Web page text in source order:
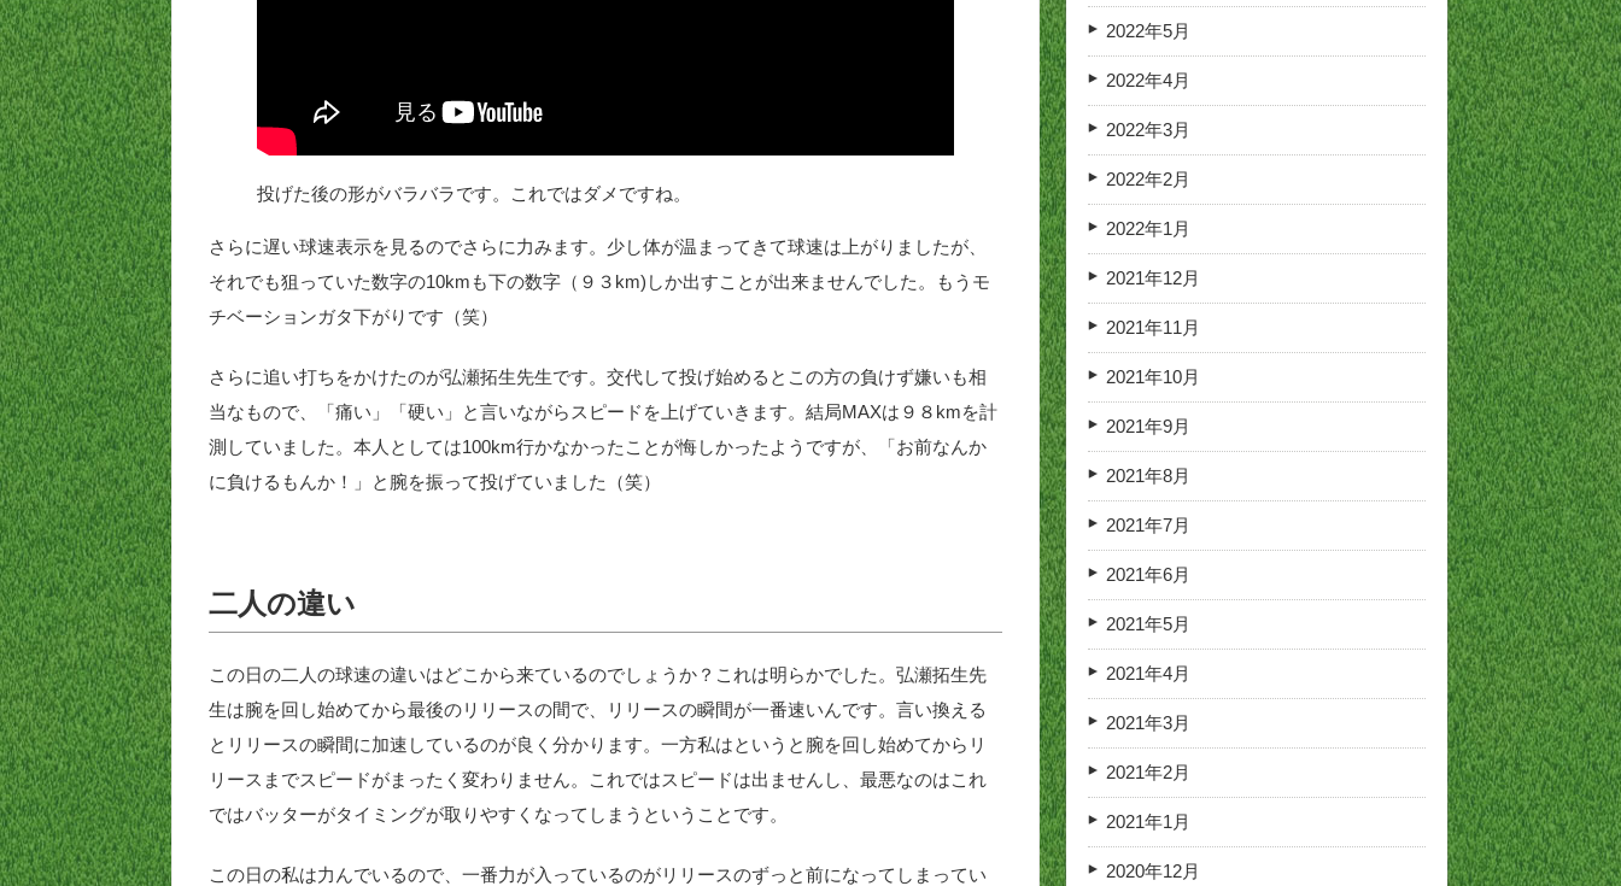
投げた後の形がバラバラです。これではダメですね。
さらに遅い球速表示を見るのでさらに力みます。少し体が温まってきて球速は上がりましたが、
それでも狙っていた数字の10kmも下の数字（９３km)しか出すことが出来ませんでした。もうモ
チベーションガタ下がりです（笑）
さらに追い打ちをかけたのが弘瀬拓生先生です。交代して投げ始めるとこの方の負けず嫌いも相
当なもので、「痛い」「硬い」と言いながらスピードを上げていきます。結局MAXは９８kmを計
測していました。本人としては100km行かなかったことが悔しかったようですが、「お前なんか
に負けるもんか！」と腕を振って投げていました（笑）
二人の違い
この日の二人の球速の違いはどこから来ているのでしょうか？これは明らかでした。弘瀬拓生先
生は腕を回し始めてから最後のリリースの間で、リリースの瞬間が一番速いんです。言い換える
とリリースの瞬間に加速しているのが良く分かります。一方私はというと腕を回し始めてからリ
リースまでスピードがまったく変わりません。これではスピードは出ませんし、最悪なのはこれ
ではバッターがタイミングが取りやすくなってしまうということです。
この日の私は力んでいるので、一番力が入っているのがリリースのずっと前になってしまってい
2022年5月
2022年4月
2022年3月
2022年2月
2022年1月
2021年12月
2021年11月
2021年10月
2021年9月
2021年8月
2021年7月
2021年6月
2021年5月
2021年4月
2021年3月
2021年2月
2021年1月
2020年12月